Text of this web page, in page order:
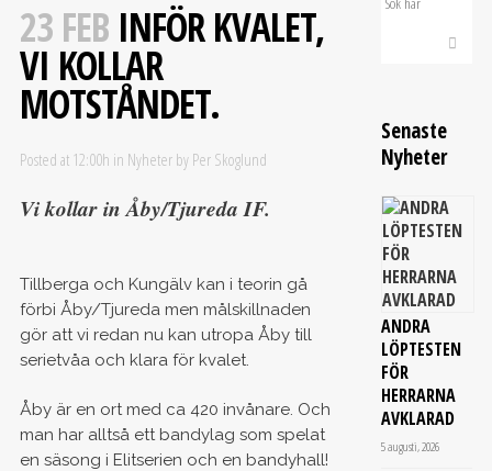
23 FEBINFÖR KVALET,
VI KOLLAR
MOTSTÅNDET.
Posted at 12:00h in Nyheter by Per Skoglund
Vi kollar in Åby/Tjureda IF.
Tillberga och Kungälv kan i teorin gå
förbi Åby/Tjureda men målskillnaden
gör att vi redan nu kan utropa Åby till
serietvåa och klara för kvalet.
Åby är en ort med ca 420 invånare. Och
man har alltså ett bandylag som spelat
en säsong i Elitserien och en bandyhall!
Senaste
Nyheter
ANDRA
LÖPTESTEN
FÖR
HERRARNA
AVKLARAD
5 augusti, 2026